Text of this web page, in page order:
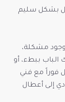
بشكل سليم
مشكلة،
ببطء، أو
فوراً مع فني
إلى أعطال